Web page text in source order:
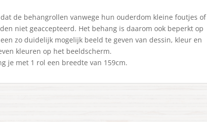
de behangrollen vanwege hun ouderdom kleine foutjes of
niet geaccepteerd. Het behang is daarom ook beperkt op
zo duidelijk mogelijk beeld te geven van dessin, kleur en
kleuren op het beeldscherm.
je met 1 rol een breedte van 159cm.